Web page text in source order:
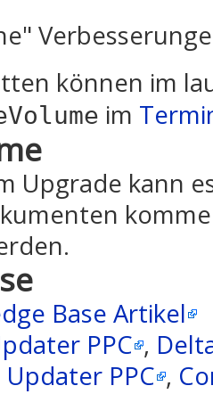
können im
im
Upgrade kann
Base Artikel
PPC ,
PPC ,